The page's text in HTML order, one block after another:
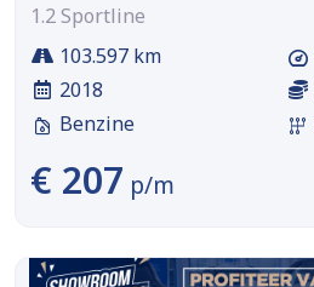
1.2 Sportline
103.597 km
2018
Benzine
€ 207 p/m